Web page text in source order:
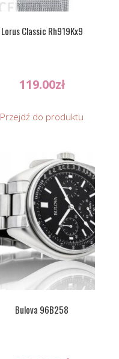
Lorus Classic Rh919Kx9
119.00zł
Przejdź do produktu
Bulova 96B258